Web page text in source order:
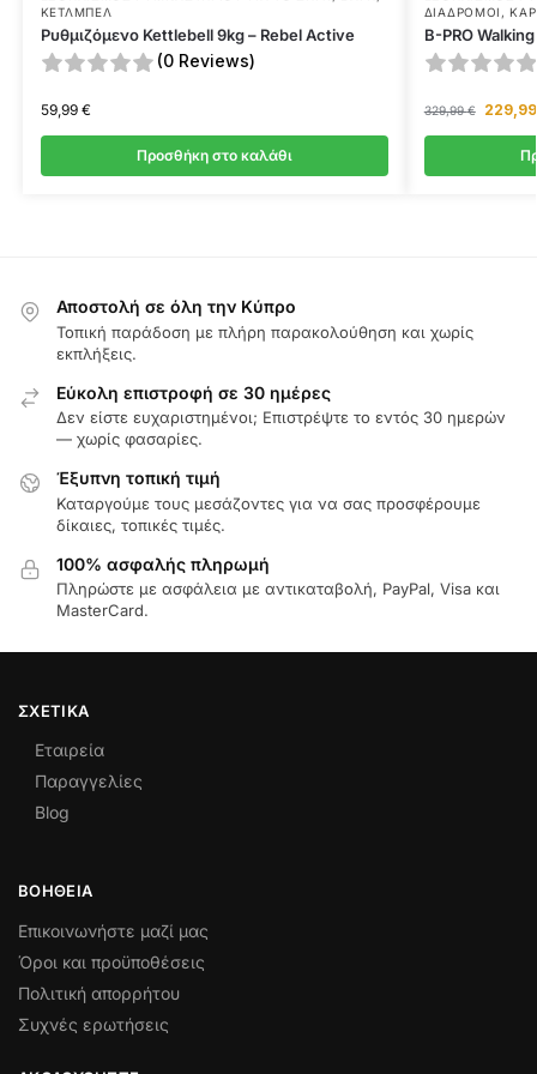
ΚΈΤΛΜΠΕΛ
Ρυθμιζόμενο Kettlebell 9kg – Rebel Active
(0 Reviews)
59,99 €
Προσθήκη στο καλάθι
ΔΙΆΔΡΟΜΟΙ ,
B-PRO Walking
329,99€
Αποστολή σε όλη την Κύπρο
Τοπική παράδοση με πλήρη παρακολούθηση και χωρίς
εκπλήξεις.
Εύκολη επιστροφή σε 30 ημέρες
Δεν είστε ευχαριστημένοι; Επιστρέψτε το εντός 30 ημερών
— χωρίς φασαρίες.
Έξυπνη τοπική τιμή
Καταργούμε τους μεσάζοντες για να σας προσφέρουμε
δίκαιες, τοπικές τιμές.
100% ασφαλής πληρωμή
Πληρώστε με ασφάλεια με αντικαταβολή, PayPal, Visa και
MasterCard.
ΣΧΕΤΙΚΆ
Εταιρεία
Παραγγελίες
Blog
ΒΟΉΘΕΙΑ
Επικοινωνήστε μαζί μας
Όροι και προϋποθέσεις
Πολιτική απορρήτου
Συχνές ερωτήσεις